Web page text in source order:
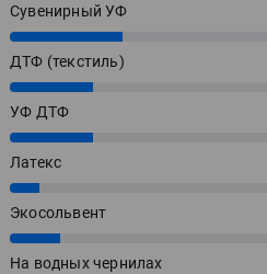
Сувенирный УФ
27%
ДТФ (текстиль)
20%
УФ ДТФ
20%
Латекс
7%
Экосольвент
12%
На водных чернилах